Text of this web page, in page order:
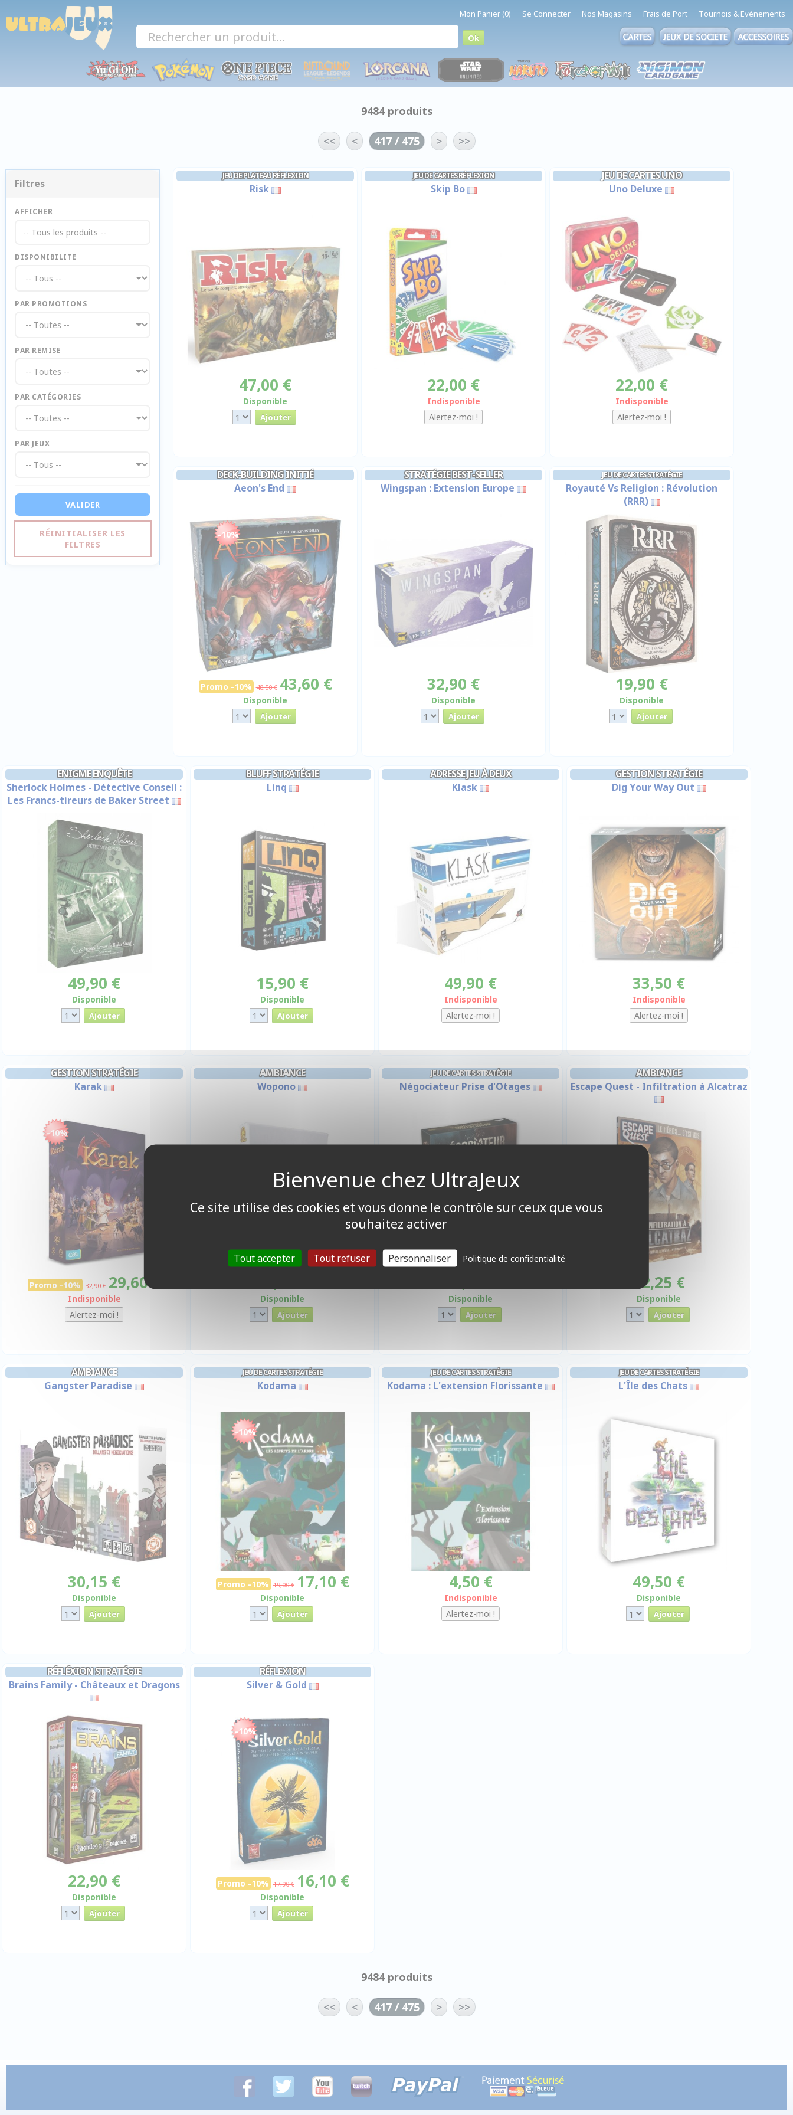
Mon Panier (0) Se Connecter Nos Magasins Frais de Port Tournois & Evènements
9484 produits
<< < 417 / 475 > >>
Filtres
AFFICHER
-- Tous les produits --
DISPONIBILITE
PAR PROMOTIONS
PAR REMISE
PAR CATÉGORIES
PAR JEUX
VALIDER
RÉINITIALISER LES
FILTRES
JEU DE PLATEAU RÉFLEXION
Risk
47,00 €
Disponible
JEU DE CARTES RÉFLEXION
Skip Bo
22,00 €
Indisponible
JEU DE CARTES UNO
Uno Deluxe
22,00 €
Indisponible
DECK-BUILDING INITIÉ
Aeon's End
-10%
Promo -10% 48,50 € 43,60 €
Disponible
STRATÉGIE BEST-SELLER
Wingspan : Extension Europe
32,90 €
Disponible
JEU DE CARTES STRATÉGIE
Royauté Vs Religion : Révolution
(RRR)
19,90 €
Disponible
ENIGME ENQUÊTE
Sherlock Holmes - Détective Conseil :
Les Francs-tireurs de Baker Street
49,90 €
Disponible
BLUFF STRATÉGIE
Linq
15,90 €
Disponible
ADRESSE JEU À DEUX
Klask
49,90 €
Indisponible
GESTION STRATÉGIE
Dig Your Way Out
33,50 €
Indisponible
GESTION STRATÉGIE
Karak
-10%
Promo -10% 32,90 € 29,60 €
Indisponible
AMBIANCE
Wopono
Disponible
JEU DE CARTES STRATÉGIE
Négociateur Prise d'Otages
Disponible
AMBIANCE
Escape Quest - Infiltration à Alcatraz
12,25 €
Disponible
AMBIANCE
Gangster Paradise
30,15 €
Disponible
JEU DE CARTES STRATÉGIE
Kodama
-10%
Promo -10% 19,00 € 17,10 €
Disponible
JEU DE CARTES STRATÉGIE
Kodama : L'extension Florissante
4,50 €
Indisponible
JEU DE CARTES STRATÉGIE
L'Île des Chats
49,50 €
Disponible
RÉFLÉXION STRATÉGIE
Brains Family - Châteaux et Dragons
22,90 €
Disponible
RÉFLEXION
Silver & Gold
-10%
Promo -10% 17,90 € 16,10 €
Disponible
9484 produits
<< < 417 / 475 > >>
Panneau de gestion des cookies
Ce site utilise des cookies et vous donne le contrôle sur ceux que vous
souhaitez activer
Tout accepter Tout refuser Personnaliser Politique de confidentialité